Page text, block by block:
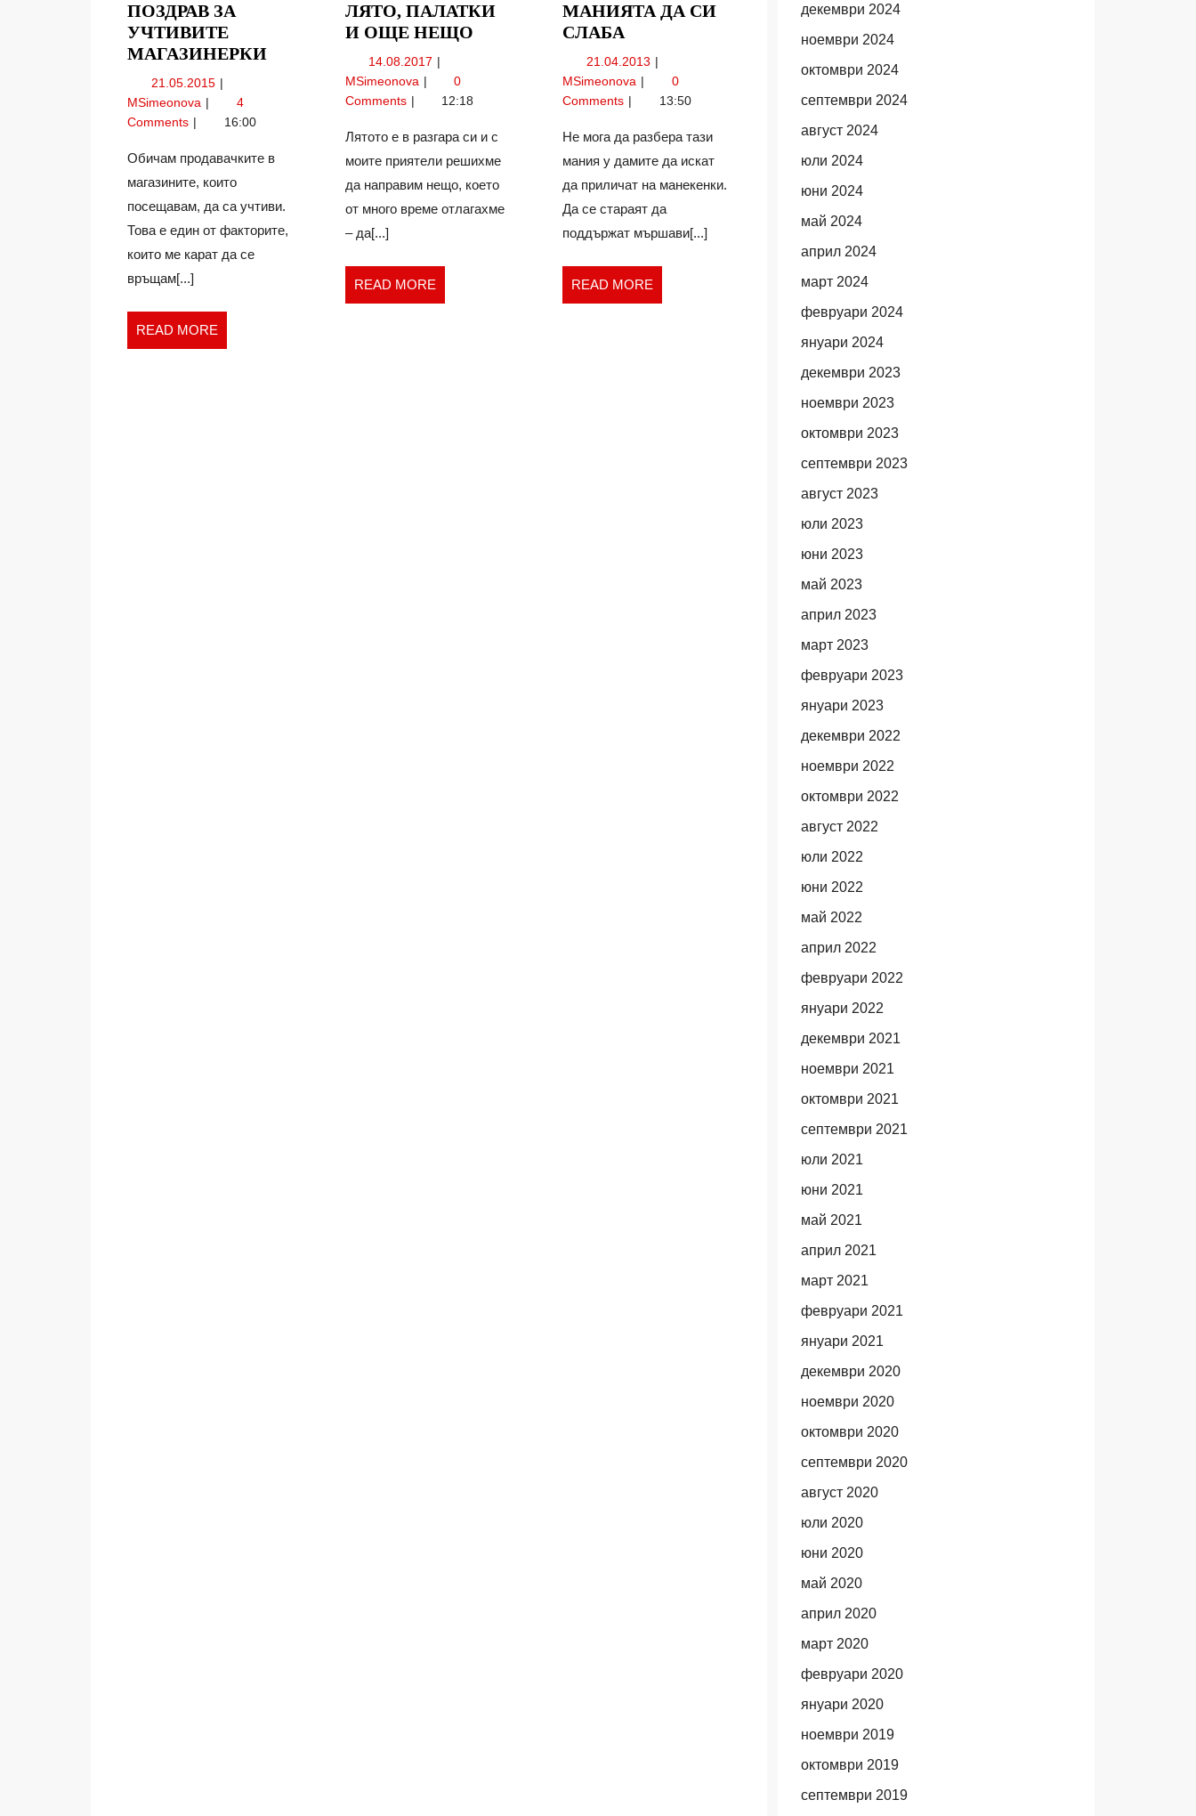
ПОЗДРАВ ЗА
УЧТИВИТЕ
МАГАЗИНЕРКИПОЗДРАВ
УЧТИВИТЕ
21.05.2015 21.05.2015
MSimeonova Поздрав
магазинерки
4
Comments
16:00
Обичам продавачките в
магазините, които
посещавам, да са учтиви.
Това е един от факторите,
които ме карат да се
връщам[...]
READ MORE
MORE
ЛЯТО, ПАЛАТКИ
И ОЩЕ НЕЩОЛЯТО,
ОЩЕ
14.08.2017 14.08.2017
MSimeonova Лято,
палатки
още
0
Comments
12:18
Лятото е в разгара си и с
моите приятели решихме
да направим нещо, което
от много време отлагахме
– да[...]
READ MOREREAD
MORE
МАНИЯТА ДА СИ
СЛАБА
ДА
СИ
СЛАБА
21.04.2013 21.04.2013
MSimeonova Манията
слаба
0
Comments
13:50
Не мога да разбера тази
мания у дамите да искат
да приличат на манекенки.
Да се стараят да
поддържат мършави[...]
READ MORE
MORE
декември 2024
ноември 2024
октомври 2024
септември 2024
август 2024
юли 2024
юни 2024
май 2024
април 2024
март 2024
февруари 2024
януари 2024
декември 2023
ноември 2023
октомври 2023
септември 2023
август 2023
юли 2023
юни 2023
май 2023
април 2023
март 2023
февруари 2023
януари 2023
декември 2022
ноември 2022
октомври 2022
август 2022
юли 2022
юни 2022
май 2022
април 2022
февруари 2022
януари 2022
декември 2021
ноември 2021
октомври 2021
септември 2021
юли 2021
юни 2021
май 2021
април 2021
март 2021
февруари 2021
януари 2021
декември 2020
ноември 2020
октомври 2020
септември 2020
август 2020
юли 2020
юни 2020
май 2020
април 2020
март 2020
февруари 2020
януари 2020
ноември 2019
октомври 2019
септември 2019